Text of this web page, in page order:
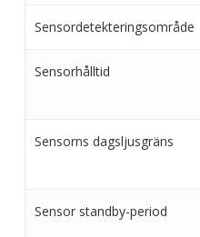
Sensordetekteringsområde
Sensorhålltid
Sensorns dagsljusgräns
Sensor standby-period